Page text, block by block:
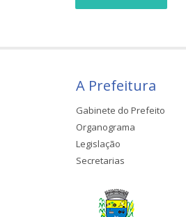
A Prefeitura
Gabinete do Prefeito
Organograma
Legislação
Secretarias